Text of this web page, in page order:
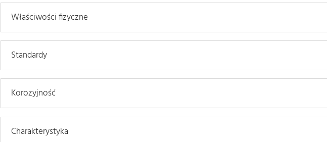
Właściwości fizyczne
Standardy
Korozyjność
Charakterystyka